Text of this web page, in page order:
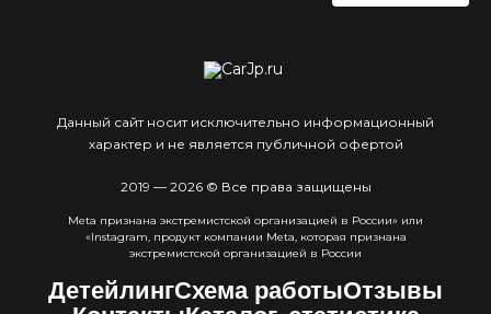
Данный сайт носит исключительно информационный
характер и не является публичной офертой
2019 — 2026 © Все права защищены
Meta признана экстремистcкой организацией в России» или
«Instagram, продукт компании Meta, которая признана
экстремистской организацией в России
ДетейлингСхема работыОтзывы